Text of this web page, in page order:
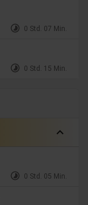
timelapse 0 Std. 07 Min.
timelapse 0 Std. 15 Min.
expand_less
timelapse 0 Std. 05 Min.